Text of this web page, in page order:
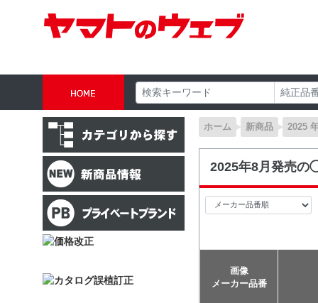
ホーム 新商品 2025
2025年8月発売の
画像
メーカー品番